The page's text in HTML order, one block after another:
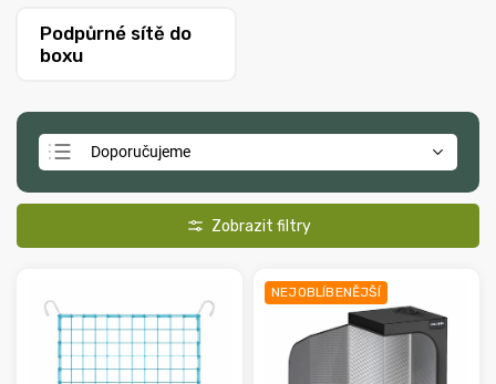
Podpůrné sítě do
boxu
Doporučujeme
NEJOBLÍBENĚJŠÍ